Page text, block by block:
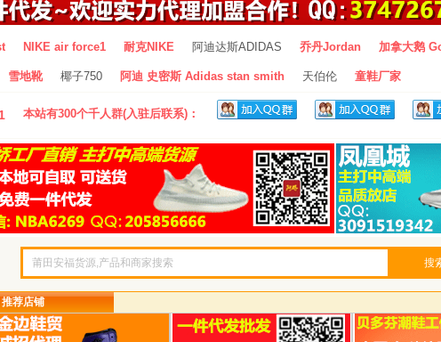
NIKE air force1 耐克NIKE 阿迪达斯ADIDAS 乔丹Jordan 加拿大鹅
雪地靴 椰子750 阿迪 史密斯 Adidas stan smith 天伯伦 童鞋厂家
本站有300个千人群(入驻后联系)：
搜
推荐店铺